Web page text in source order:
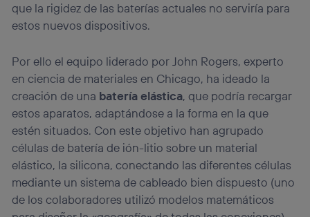
que la rigidez de las baterías actuales no serviría para
estos nuevos dispositivos.
Por ello el equipo liderado por John Rogers, experto
en ciencia de materiales en Chicago, ha ideado la
creación de una batería elástica, que podría recargar
estos aparatos, adaptándose a la forma en la que
estén situados. Con este objetivo han agrupado
células de batería de ión-litio sobre un material
elástico, la silicona, conectando las diferentes células
mediante un sistema de cableado bien dispuesto (uno
de los colaboradores utilizó modelos matemáticos